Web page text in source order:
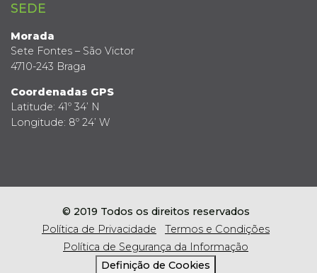
SEDE
Morada
Sete Fontes – São Victor
4710-243 Braga
Coordenadas GPS
Latitude: 41º 34’ N
Longitude: 8º 24’ W
© 2019 Todos os direitos reservados
Política de Privacidade
Termos e Condições
Política de Segurança da Informação
Definição de Cookies